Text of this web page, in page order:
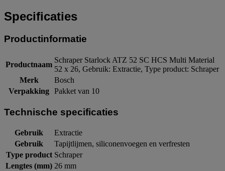
Specificaties
Productinformatie
Productnaam
Schraper Starlock ATZ 52 SC HCS Multi Material
52 x 26, Gebruik: Extractie, Type product: Schraper
Merk
Bosch
Verpakking Pakket van 10
Technische specificaties
Gebruik
Extractie
Gebruik
Tapijtlijmen, siliconenvoegen en verfresten
Type product Schraper
Lengtes (mm) 26 mm